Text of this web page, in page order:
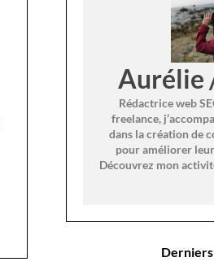
Aurélie
Rédactrice web
freelance,
dans la création de
pour améliorer
Découvrez mon